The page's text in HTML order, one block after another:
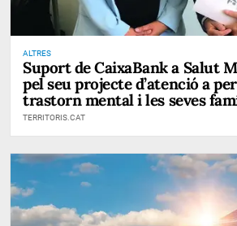
ALTRES
Suport de CaixaBank a Salut
pel seu projecte d’atenció a
trastorn mental i les seves
TERRITORIS.CAT